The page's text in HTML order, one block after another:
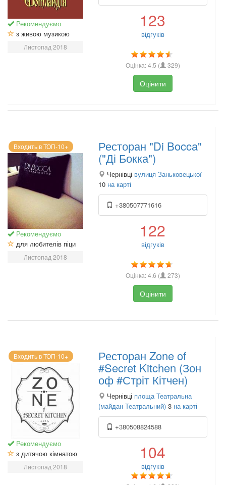
Рекомендуємо
з живою музикою
Листопад 2018
123
відгуків
Оцінка:4.5 ( 329)
Оцінити
Входить в ТОП-10+
Рекомендуємо
для любителів піци
Листопад 2018
Ресторан "Di Bocca"
("Ді Бокка")
Чернівці вулиця Заньковецької
10 на карті
+380507771616
122
відгуків
Оцінка:4.6 ( 273)
Оцінити
Входить в ТОП-10+
Рекомендуємо
з дитячою кімнатою
Листопад 2018
Ресторан Zone of
#Secret Kitchen (Зон
оф #Стріт Кітчен)
Чернівці площа Театральна
(майдан Театральний) 3 на карті
+380508824588
104
відгуків